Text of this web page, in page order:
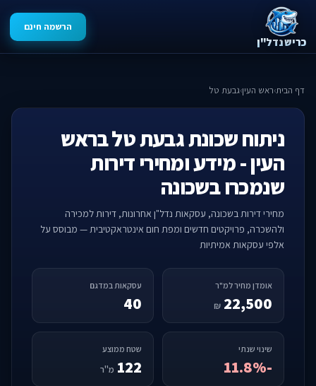
כריש נדל"ן
הרשמה חינם
דף הבית›ראש העין›גבעת טל
ניתוח שכונת גבעת טל בראש
העין - מידע ומחירי דירות
שנמכרו בשכונה
מחירי דירות בשכונה, עסקאות נדל"ן אחרונות, דירות למכירה
ולהשכרה, פרויקטים חדשים ומפת חום אינטראקטיבית — מבוסס על
אלפי עסקאות אמיתיות
אומדן מחיר למ"ר
22,500
₪
עסקאות במדגם
40
שינוי שנתי
-11.8%
שטח ממוצע
122 מ"ר